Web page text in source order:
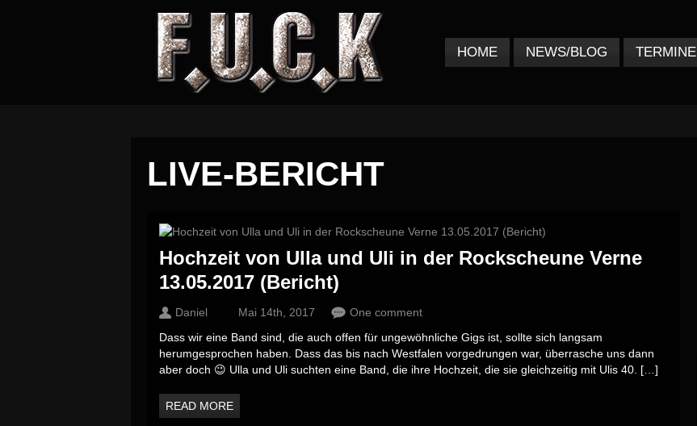
HOME NEWS/BLOG TERMINE
LIVE-BERICHT
Hochzeit von Ulla und Uli in der Rockscheune Verne
13.05.2017 (Bericht)
Daniel Mai 14th, 2017
One comment
Dass wir eine Band sind, die auch offen für ungewöhnliche Gigs ist, sollte sich langsam
herumgesprochen haben. Dass das bis nach Westfalen vorgedrungen war, überrasche uns dann
aber doch 😉 Ulla und Uli suchten eine Band, die ihre Hochzeit, die sie gleichzeitig mit Ulis 40. […]
READ MORE